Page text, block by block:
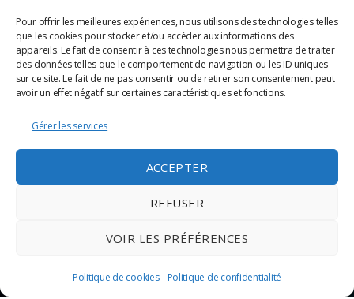
Pour offrir les meilleures expériences, nous utilisons des technologies telles
que les cookies pour stocker et/ou accéder aux informations des
appareils. Le fait de consentir à ces technologies nous permettra de traiter
des données telles que le comportement de navigation ou les ID uniques
sur ce site. Le fait de ne pas consentir ou de retirer son consentement peut
avoir un effet négatif sur certaines caractéristiques et fonctions.
Gérer les services
ACCEPTER
REFUSER
VOIR LES PRÉFÉRENCES
Politique de cookies Politique de confidentialité
Mentions légales
Partenaires